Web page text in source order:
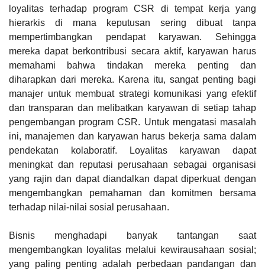
loyalitas terhadap program CSR di tempat kerja yang
hierarkis di mana keputusan sering dibuat tanpa
mempertimbangkan pendapat karyawan. Sehingga
mereka dapat berkontribusi secara aktif, karyawan harus
memahami bahwa tindakan mereka penting dan
diharapkan dari mereka. Karena itu, sangat penting bagi
manajer untuk membuat strategi komunikasi yang efektif
dan transparan dan melibatkan karyawan di setiap tahap
pengembangan program CSR. Untuk mengatasi masalah
ini, manajemen dan karyawan harus bekerja sama dalam
pendekatan kolaboratif. Loyalitas karyawan dapat
meningkat dan reputasi perusahaan sebagai organisasi
yang rajin dan dapat diandalkan dapat diperkuat dengan
mengembangkan pemahaman dan komitmen bersama
terhadap nilai-nilai sosial perusahaan.
Bisnis menghadapi banyak tantangan saat
mengembangkan loyalitas melalui kewirausahaan sosial;
yang paling penting adalah perbedaan pandangan dan